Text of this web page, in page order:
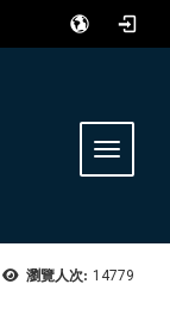
Toggle
瀏覽人次: 14779